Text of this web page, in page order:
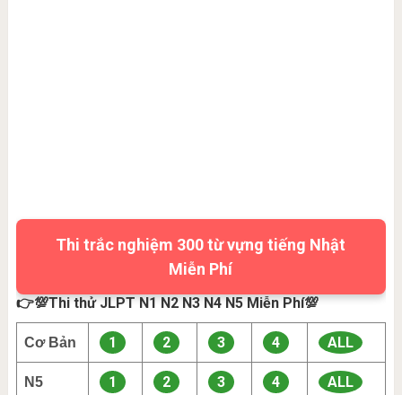
Thi trắc nghiệm 300 từ vựng tiếng Nhật
Miễn Phí
👉💯Thi thử JLPT N1 N2 N3 N4 N5 Miễn Phí💯
Cơ Bản 1 2 3 4 ALL
N5 1 2 3 4 ALL